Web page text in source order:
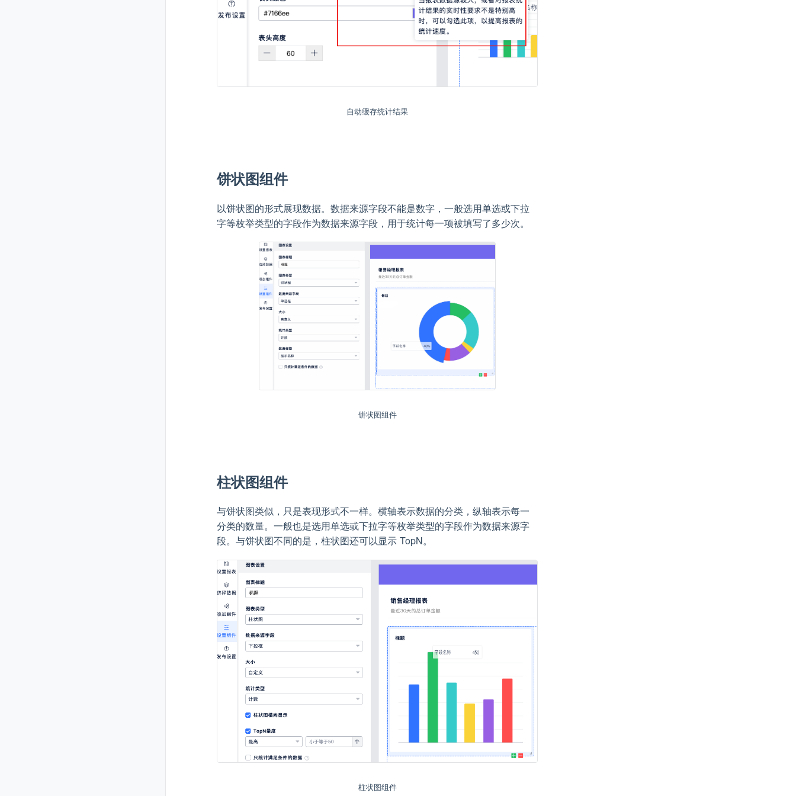
自动缓存统计结果
饼状图组件
以饼状图的形式展现数据。数据来源字段不能是数字，一般选用单选或下拉
字等枚举类型的字段作为数据来源字段，用于统计每一项被填写了多少次。
饼状图组件
柱状图组件
与饼状图类似，只是表现形式不一样。横轴表示数据的分类，纵轴表示每一
分类的数量。一般也是选用单选或下拉字等枚举类型的字段作为数据来源字
段。与饼状图不同的是，柱状图还可以显示 TopN。
柱状图组件